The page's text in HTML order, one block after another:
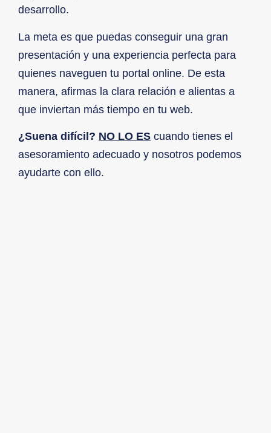
desarrollo.
La meta es que puedas conseguir una gran
presentación y una experiencia perfecta para
quienes naveguen tu portal online. De esta
manera, afirmas la clara relación e alientas a
que inviertan más tiempo en tu web.
¿Suena difícil? NO LO ES cuando tienes el
asesoramiento adecuado y nosotros podemos
ayudarte con ello.